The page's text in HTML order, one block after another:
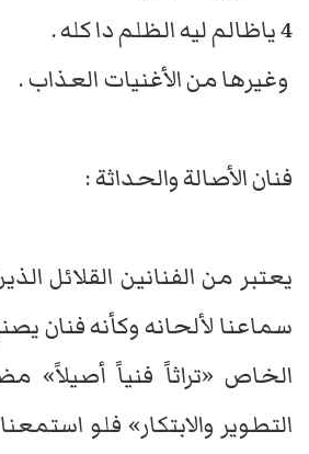
4 ياظالم ليه الظلم دا كله .
وغيرها من الأغنيات العذاب .
فنان الأصالة والحداثة :
يعتبر من الفنانين القلائل
سماعنا لألحانه وكأنه فنان
الخاص «تراثاً فنياً أصيلاً»
التطوير والابتكار» فلو